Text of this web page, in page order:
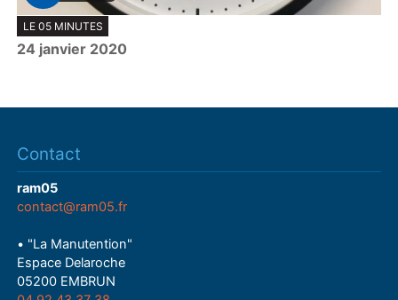
P
l
a
LE 05 MINUTES
24 janvier 2020
Contact
ram05
contact@ram05.fr
• "La Manutention"
Espace Delaroche
05200 EMBRUN